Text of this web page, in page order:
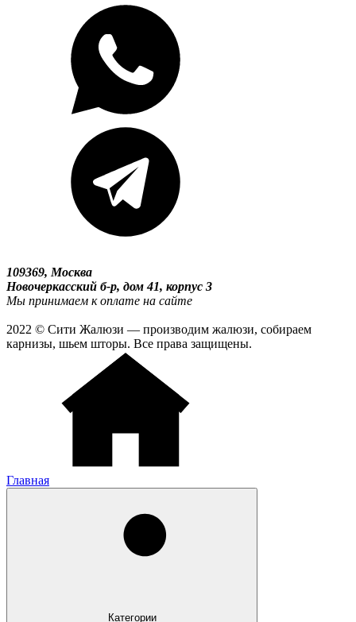
109369, Москва
Новочеркасский б-р, дом 41, корпус 3
Мы принимаем к оплате на сайте
2022 © Сити Жалюзи — производим жалюзи, собираем
карнизы, шьем шторы. Все права защищены.
Главная
Категории